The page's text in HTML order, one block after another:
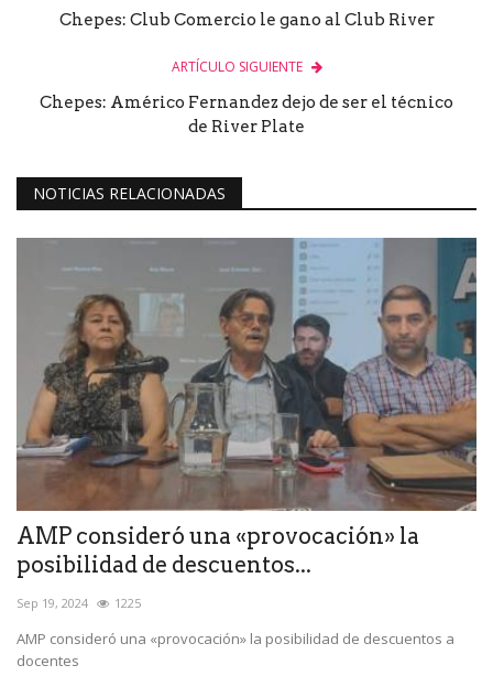
Chepes: Club Comercio le gano al Club River
ARTÍCULO SIGUIENTE
Chepes: Américo Fernandez dejo de ser el técnico
de River Plate
NOTICIAS RELACIONADAS
AMP consideró una «provocación» la
posibilidad de descuentos...
Sep 19, 2024 1225
AMP consideró una «provocación» la posibilidad de descuentos a
docentes